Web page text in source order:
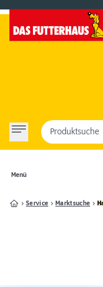
Menü
Produktsuche
Service Marktsuche